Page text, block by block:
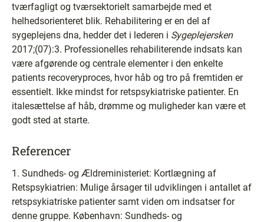
tværfagligt og tværsektorielt samarbejde med et
helhedsorienteret blik. Rehabilitering er en del af
sygeplejens dna, hedder det i lederen i Sygeplejersken
2017;(07):3. Professionelles rehabiliterende indsats kan
være afgørende og centrale elementer i den enkelte
patients recoveryproces, hvor håb og tro på fremtiden er
essentielt. Ikke mindst for retspsykiatriske patienter. En
italesættelse af håb, drømme og muligheder kan være et
godt sted at starte.
Referencer
1. Sundheds- og Ældreministeriet: Kortlægning af
Retspsykiatrien: Mulige årsager til udviklingen i antallet af
retspsykiatriske patienter samt viden om indsatser for
denne gruppe. København: Sundheds- og